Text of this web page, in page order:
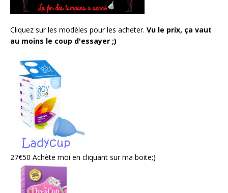
Cliquez sur les modèles pour les acheter. Vu le prix, ça vaut
au moins le coup d'essayer ;)
27€50 Achète moi en cliquant sur ma boite;)